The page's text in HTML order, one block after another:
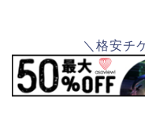
＼格安チ